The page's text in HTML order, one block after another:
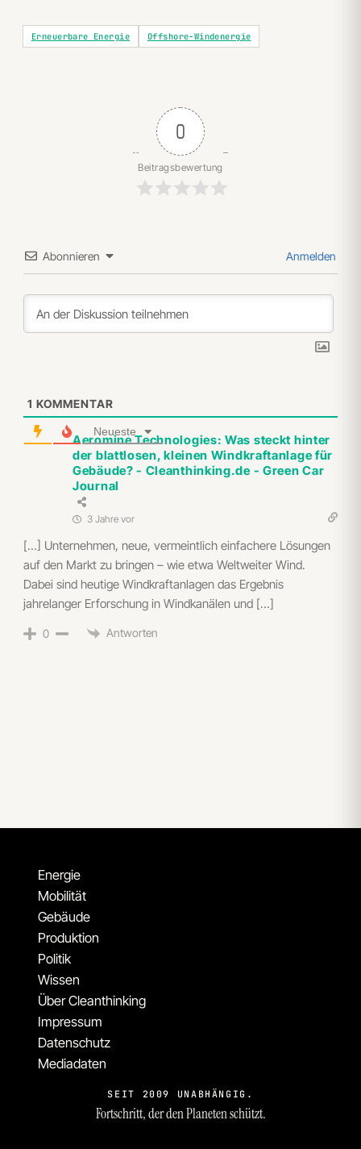
Erneuerbare Energie Offshore-Windenergie
0
Beitragsbewertung
Abonnieren Anmelden
1 KOMMENTAR
Neueste
Aeromine Technologies: Was steckt hinter
der blattlosen, kleinen Windkraftanlage für
Gebäude? - Cleanthinking.de - Green Car
Journal
3 Jahre vor
[…] Unternehmen, neue, vermeintlich einfachere Lösungen
auf den Markt zu bringen – wie etwa Weltweiter Wind.
Dabei sind heutige Windkraftanlagen das Ergebnis
jahrelanger Erforschung in Windkanälen und […]
0 Antworten
Energie
Mobilität
Gebäude
Produktion
Politik
Wissen
Über Cleanthinking
Impressum
Datenschutz
Mediadaten
SEIT 2009 UNABHÄNGIG.
Fortschritt, der den Planeten schützt.